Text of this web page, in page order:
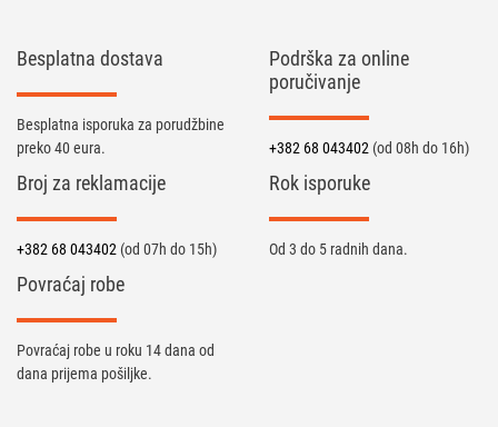
Besplatna dostava
Besplatna isporuka za porudžbine
preko 40 eura.
Podrška za online
poručivanje
+382 68 043402 (od 08h do 16h)
Broj za reklamacije
+382 68 043402 (od 07h do 15h)
Rok isporuke
Od 3 do 5 radnih dana.
Povraćaj robe
Povraćaj robe u roku 14 dana od
dana prijema pošiljke.